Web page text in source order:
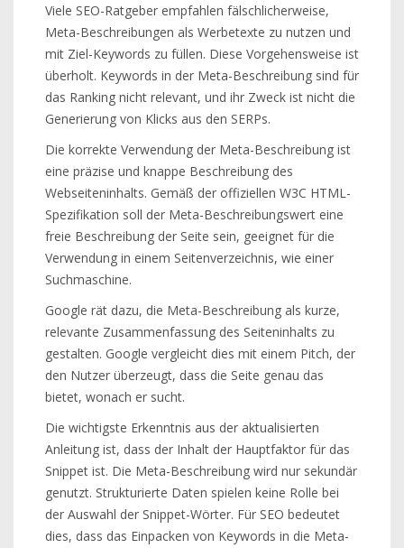
Viele SEO-Ratgeber empfahlen fälschlicherweise,
Meta-Beschreibungen als Werbetexte zu nutzen und
mit Ziel-Keywords zu füllen. Diese Vorgehensweise ist
überholt. Keywords in der Meta-Beschreibung sind für
das Ranking nicht relevant, und ihr Zweck ist nicht die
Generierung von Klicks aus den SERPs.
Die korrekte Verwendung der Meta-Beschreibung ist
eine präzise und knappe Beschreibung des
Webseiteninhalts. Gemäß der offiziellen W3C HTML-
Spezifikation soll der Meta-Beschreibungswert eine
freie Beschreibung der Seite sein, geeignet für die
Verwendung in einem Seitenverzeichnis, wie einer
Suchmaschine.
Google rät dazu, die Meta-Beschreibung als kurze,
relevante Zusammenfassung des Seiteninhalts zu
gestalten. Google vergleicht dies mit einem Pitch, der
den Nutzer überzeugt, dass die Seite genau das
bietet, wonach er sucht.
Die wichtigste Erkenntnis aus der aktualisierten
Anleitung ist, dass der Inhalt der Hauptfaktor für das
Snippet ist. Die Meta-Beschreibung wird nur sekundär
genutzt. Strukturierte Daten spielen keine Rolle bei
der Auswahl der Snippet-Wörter. Für SEO bedeutet
dies, dass das Einpacken von Keywords in die Meta-